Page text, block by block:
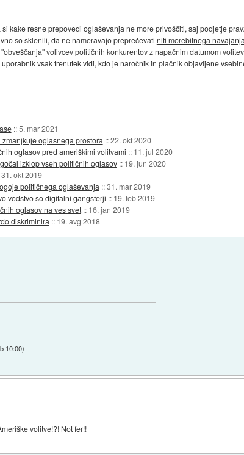
kake resne prepovedi oglaševanja ne more privoščiti, saj podjetje
so sklenili, da ne nameravajo preprečevati niti morebitnega
volivcev političnih konkurentov z napačnim datumom
vsak trenutek vidi, kdo je naročnik in plačnik objavljene
::5. mar 2021
oglasnega prostora ::22. okt 2020
oglasov pred ameriškimi volitvami :: 11. jul 2020
izklop vseh političnih oglasov :: 19. jun 2020
31. okt 2019
političnega oglaševanja ::31. mar 2019
vodstvo so digitalni gangsterji :: 19. feb 2019
oglasov na ves svet :: 16. jan 2019
diskriminira :: 19. avg 2018
10:00)
volitve!?! Not fer!!